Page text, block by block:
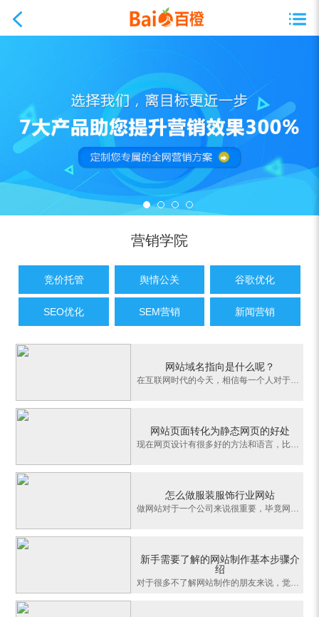
营销学院
竞价托管 舆情公关 谷歌优化
SEO优化 SEM营销 新闻营销
网站域名指向是什么呢？
在互联网时代的今天，相信每一个人对于域名都不会感到陌生，但是提到域名指向的话就有很多的人对此不是那么的了解了。那么，网站域名指向是什么呢？下面就来为大家介绍一下这一个人们都非常感兴趣的问题吧。关于域名指向是什么这样的一个问题，可以看出，从总体上面来讲域名指向也就是把一个用户所注册的域名指向一个专门的
网站页面转化为静态网页的好处
现在网页设计有很多好的方法和语言，比如：asp，php，.net等。那么怎么样的网站在搜索引擎中是比较受欢迎的网站呢？下面我了解一下网站页面转化为静态网页的好处：一、动态生成静态网站的好处：1、静态的网站也可以做405错误页面，这个要虚礼空间支持，不过一般都会有的。2、从网站优化来看，静态的网站可以大大提高网站的访
怎么做服装服饰行业网站
做网站对于一个公司来说很重要，毕竟网站是公司在互联网平台上的一张名片，也是做网络推广营销必须要的一个重要产品和工具。但是每个行业的属性不同，对于网站的要求也不一样，那么服装服饰行业网站该怎么做呢？下面小编就从几个维度为大家详细的阐述一下。1.网站风格表现形式服装行业有一些很重要的标签，比如时尚、创意、
新手需要了解的网站制作基本步骤介
绍
对于很多不了解网站制作的朋友来说，觉得网站制作是很高深的工作，其实并不然，上海网站制作公司下面就来给您介绍一下网站制作的基本步骤和详细介绍，了解了这些方面，对您的企业网站制作不在是难以触摸。1、选择服务器网站的建设过程当中，服务器的选择是特别重要的，因为服务器的选择会使得网站建设多姿多彩，有很多人不知